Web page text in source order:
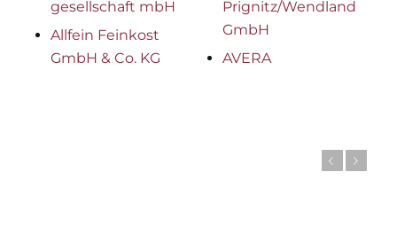
gesellschaft mbH
Allfein Feinkost
GmbH & Co. KG
Prignitz/Wendland
GmbH
AVERA